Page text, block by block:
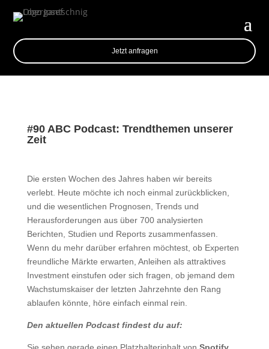
Jetzt anfragen
#90 ABC Podcast: Trendthemen unserer
Zeit
Die ersten Wochen des Jahres haben wir bereits
verlebt. Heute möchte ich noch einmal zurückblicken,
und die wesentlichen Prognosen, Trends und
Herausforderungen aus über 700 analysierten
Berichten, Studien und Reports zusammenfassen.
Wenn du mehr darüber erfahren möchtest, ob Experten
freundliche Märkte erwarten, Anleihen als attraktives
Investment einstufen oder sich fragen, ob jemand dem
Wachstumskaiser der letzten Jahrzehnte den Rang
ablaufen könnte, höre einfach einmal rein.
Den aktuellen Podcast findest du auf: